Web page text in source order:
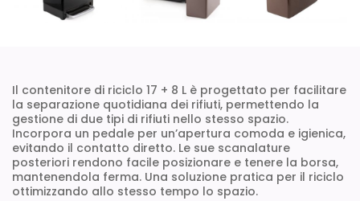
Il contenitore di riciclo 17 + 8 L è progettato per facilitare
la separazione quotidiana dei rifiuti, permettendo la
gestione di due tipi di rifiuti nello stesso spazio.
Incorpora un pedale per un’apertura comoda e igienica,
evitando il contatto diretto. Le sue scanalature
posteriori rendono facile posizionare e tenere la borsa,
mantenendola ferma. Una soluzione pratica per il riciclo
ottimizzando allo stesso tempo lo spazio.